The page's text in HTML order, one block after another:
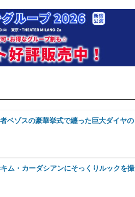
ベゾスの豪華挙式で纏った巨大ダイヤの
ム・カーダシアンにそっくりルックを撮